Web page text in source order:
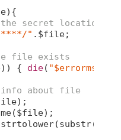
{
secret location
" .$file;
file exists
{ die( "$errormsg"
info about file